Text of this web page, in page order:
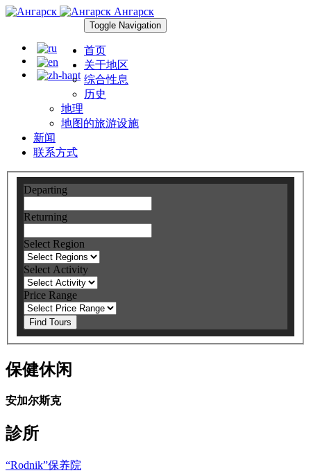
Ангарск
Toggle Navigation
首页
关于地区
综合性息
历史
地理
地图的旅游设施
新闻
联系方式
Departing
Returning
Select Region
Select Activity
Price Range
Find Tours
保健休闲
安加尔斯克
診所
“Rodnik”保养院